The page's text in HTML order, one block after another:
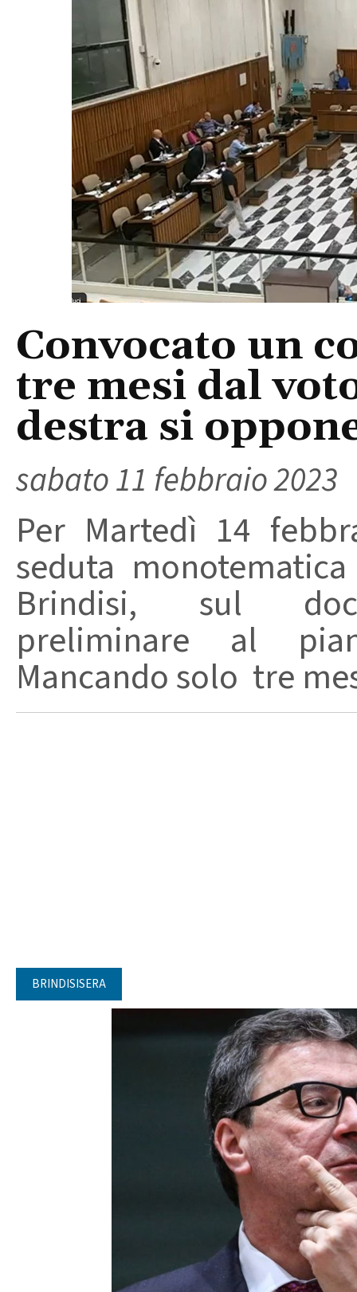
Convocato un
tre mesi dal
destra si
sabato 11 febbraio 2023
Per Martedì 14
seduta
Brindisi, sul
preliminare al
Mancando solo tre
BRINDISISERA